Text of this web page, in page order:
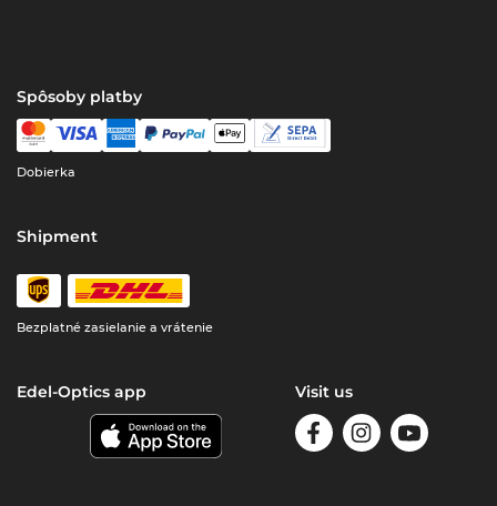
Spôsoby platby
Dobierka
Shipment
Bezplatné zasielanie a vrátenie
Edel-Optics app Visit us